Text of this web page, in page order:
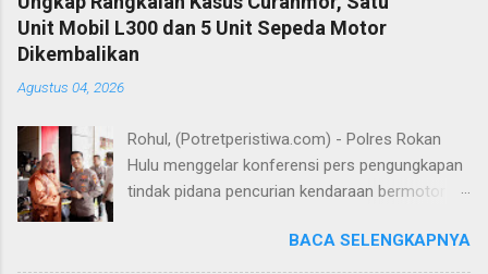
Unit Mobil L300 dan 5 Unit Sepeda Motor
Dikembalikan
Agustus 04, 2026
Rohul, (Potretperistiwa.com) - Polres Rokan
Hulu menggelar konferensi pers pengungkapan
tindak pidana pencurian kendaraan bermotor
Satreskrim. Dalam perkara tersebut, seorang
tersangka berinisial PS (26) berhasil diamankan,
BACA SELENGKAPNYA